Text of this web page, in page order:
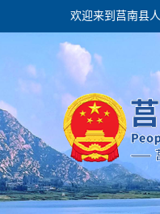
欢迎来到莒南县